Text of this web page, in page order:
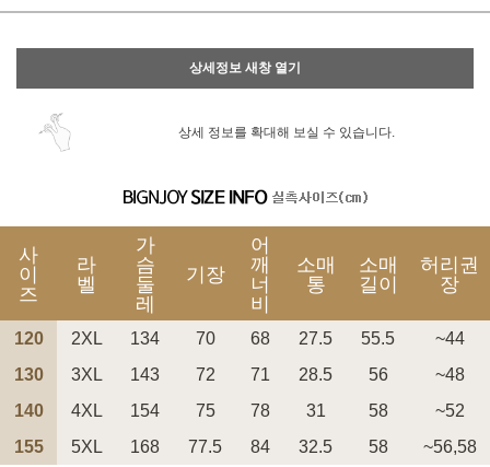
상세정보 새창 열기
상세 정보를 확대해 보실 수 있습니다.
사
이
즈
라
벨
가
슴
둘
레
기장
어
깨
너
비
소매
통
소매
길이
허리권
장
120 2XL 134 70 68 27.5 55.5
~44
130
3XL 143 72 71 28.5 56
~48
140
4XL 154 75 78 31 58
~52
155
5XL 168 77.5 84 32.5 58 ~56,58